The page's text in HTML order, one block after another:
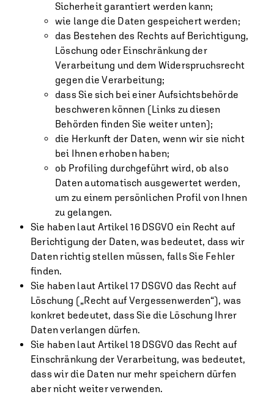
Sicherheit garantiert werden kann;
wie lange die Daten gespeichert werden;
das Bestehen des Rechts auf Berichtigung,
Löschung oder Einschränkung der
Verarbeitung und dem Widerspruchsrecht
gegen die Verarbeitung;
dass Sie sich bei einer Aufsichtsbehörde
beschweren können (Links zu diesen
Behörden finden Sie weiter unten);
die Herkunft der Daten, wenn wir sie nicht
bei Ihnen erhoben haben;
ob Profiling durchgeführt wird, ob also
Daten automatisch ausgewertet werden,
um zu einem persönlichen Profil von Ihnen
zu gelangen.
Sie haben laut Artikel 16 DSGVO ein Recht auf
Berichtigung der Daten, was bedeutet, dass wir
Daten richtig stellen müssen, falls Sie Fehler
finden.
Sie haben laut Artikel 17 DSGVO das Recht auf
Löschung („Recht auf Vergessenwerden“), was
konkret bedeutet, dass Sie die Löschung Ihrer
Daten verlangen dürfen.
Sie haben laut Artikel 18 DSGVO das Recht auf
Einschränkung der Verarbeitung, was bedeutet,
dass wir die Daten nur mehr speichern dürfen
aber nicht weiter verwenden.